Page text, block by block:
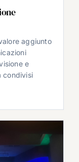
aggiunto
e
condivisi